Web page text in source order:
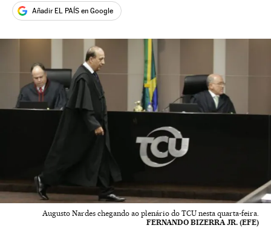
Añadir EL PAÍS en Google
Augusto Nardes chegando ao plenário do TCU nesta quarta-feira.
FERNANDO BIZERRA JR. (EFE)